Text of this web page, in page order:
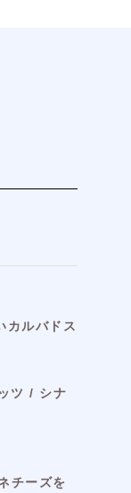
カルバドス
ツ / シナ
チーズを